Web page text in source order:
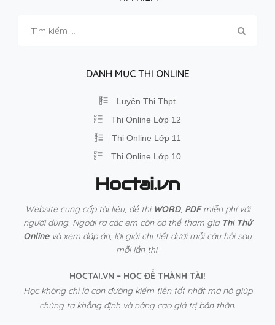
kiếm
DANH MỤC THI ONLINE
Luyện Thi Thpt
Thi Online Lớp 12
Thi Online Lớp 11
Thi Online Lớp 10
Hoctai.vn
Website cung cấp tài liệu, đề thi WORD, PDFmiễn phí với
người dùng. Ngoài ra các em còn có thể tham gia Thi Thử
Onlinevà xem đáp án, lời giải chi tiết dưới mỗi câu hỏi sau
mỗi lần thi.
HOCTAI.VN – HỌC ĐỂ THÀNH TÀI!
Học không chỉ là con đường kiếm tiền tốt nhất mà nó giúp
chúng ta khẳng định và nâng cao giá trị bản thân.